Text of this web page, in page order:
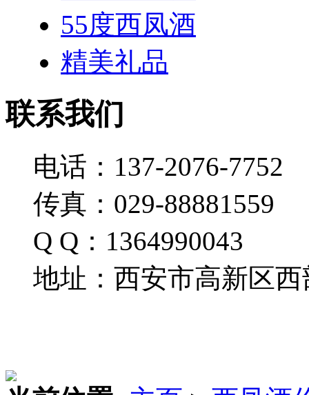
55度西凤酒
精美礼品
联系我们
电话：137-2076-7752
传真：029-88881559
Q Q：1364990043
地址：西安市高新区西